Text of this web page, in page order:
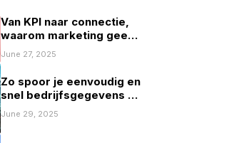
Van KPI naar connectie,
waarom marketing geen
spelletje scoren mag zijn
June 27, 2025
Zo spoor je eenvoudig en
snel bedrijfsgegevens op
in Nederland
June 29, 2025